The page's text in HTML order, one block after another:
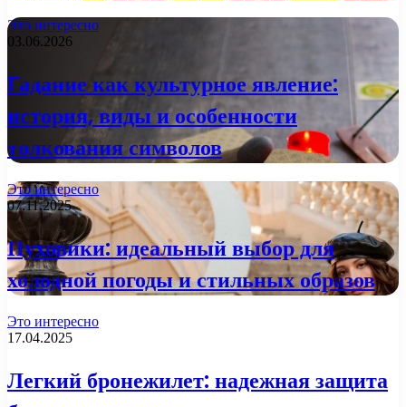
Это интересно
03.06.2026
Гадание как культурное явление:
история, виды и особенности
толкования символов
Это интересно
07.11.2025
Пуховики: идеальный выбор для
холодной погоды и стильных образов
Это интересно
17.04.2025
Легкий бронежилет: надежная защита